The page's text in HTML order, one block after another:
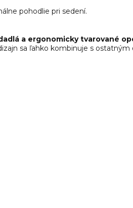
pohodlie pri sedení.
a ergonomicky tvarované
sa ľahko kombinuje s